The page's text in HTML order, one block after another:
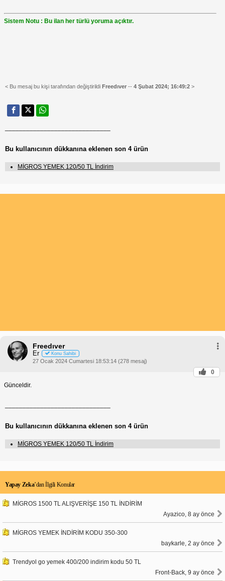
Sistem Notu : Bu ilan her türlü yoruma açıktır.
< Bu mesaj bu kişi tarafından değiştirildi Freedıver -- 4 Şubat 2024; 16:49:2 >
Bu kullanıcının dükkanına eklenen son 4 ürün
MİGROS YEMEK 120/50 TL İndirim
Freedıver
Er Konu Sahibi
27 Ocak 2024 Cumartesi 18:53:14 (278 mesaj)
0
Günceldir.
Bu kullanıcının dükkanına eklenen son 4 ürün
MİGROS YEMEK 120/50 TL İndirim
Yapay Zeka’dan İlgili Konular
MİGROS 1500 TL ALIŞVERİŞE 150 TL İNDİRİM
Ayazico, 8 ay önce
MİGROS YEMEK İNDİRİM KODU 350-300
baykarle, 2 ay önce
Trendyol go yemek 400/200 indirim kodu 50 TL
Front-Back, 9 ay önce